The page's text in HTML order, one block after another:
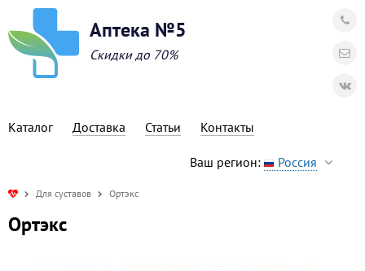
Аптека №5
Скидки до 70%
Каталог Доставка Статьи Контакты
Ваш регион: Россия
Для суставов Ортэкс
Ортэкс